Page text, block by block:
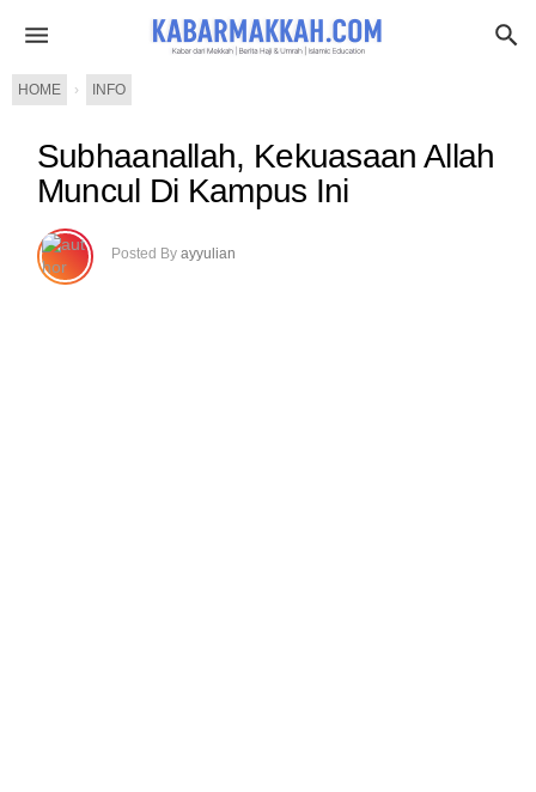
HOME › INFO
Subhaanallah, Kekuasaan Allah
Muncul Di Kampus Ini
Posted By ayyulian